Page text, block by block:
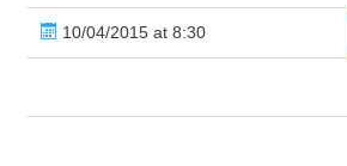
10/04/2015 at 8:30